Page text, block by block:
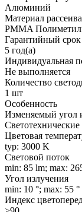
Алюминий
Материал
PMMA
Гарантийный срок
5 год(а)
Индивидуальная
Не выполняется
Количество
1 шт
Особенность
Изменяемый угол
Светотехнические
Цветовая
typ: 3000 K
Световой поток
min: 85 lm; max:
Угол излучения
min: 10 °; max: 55 °
Индекс